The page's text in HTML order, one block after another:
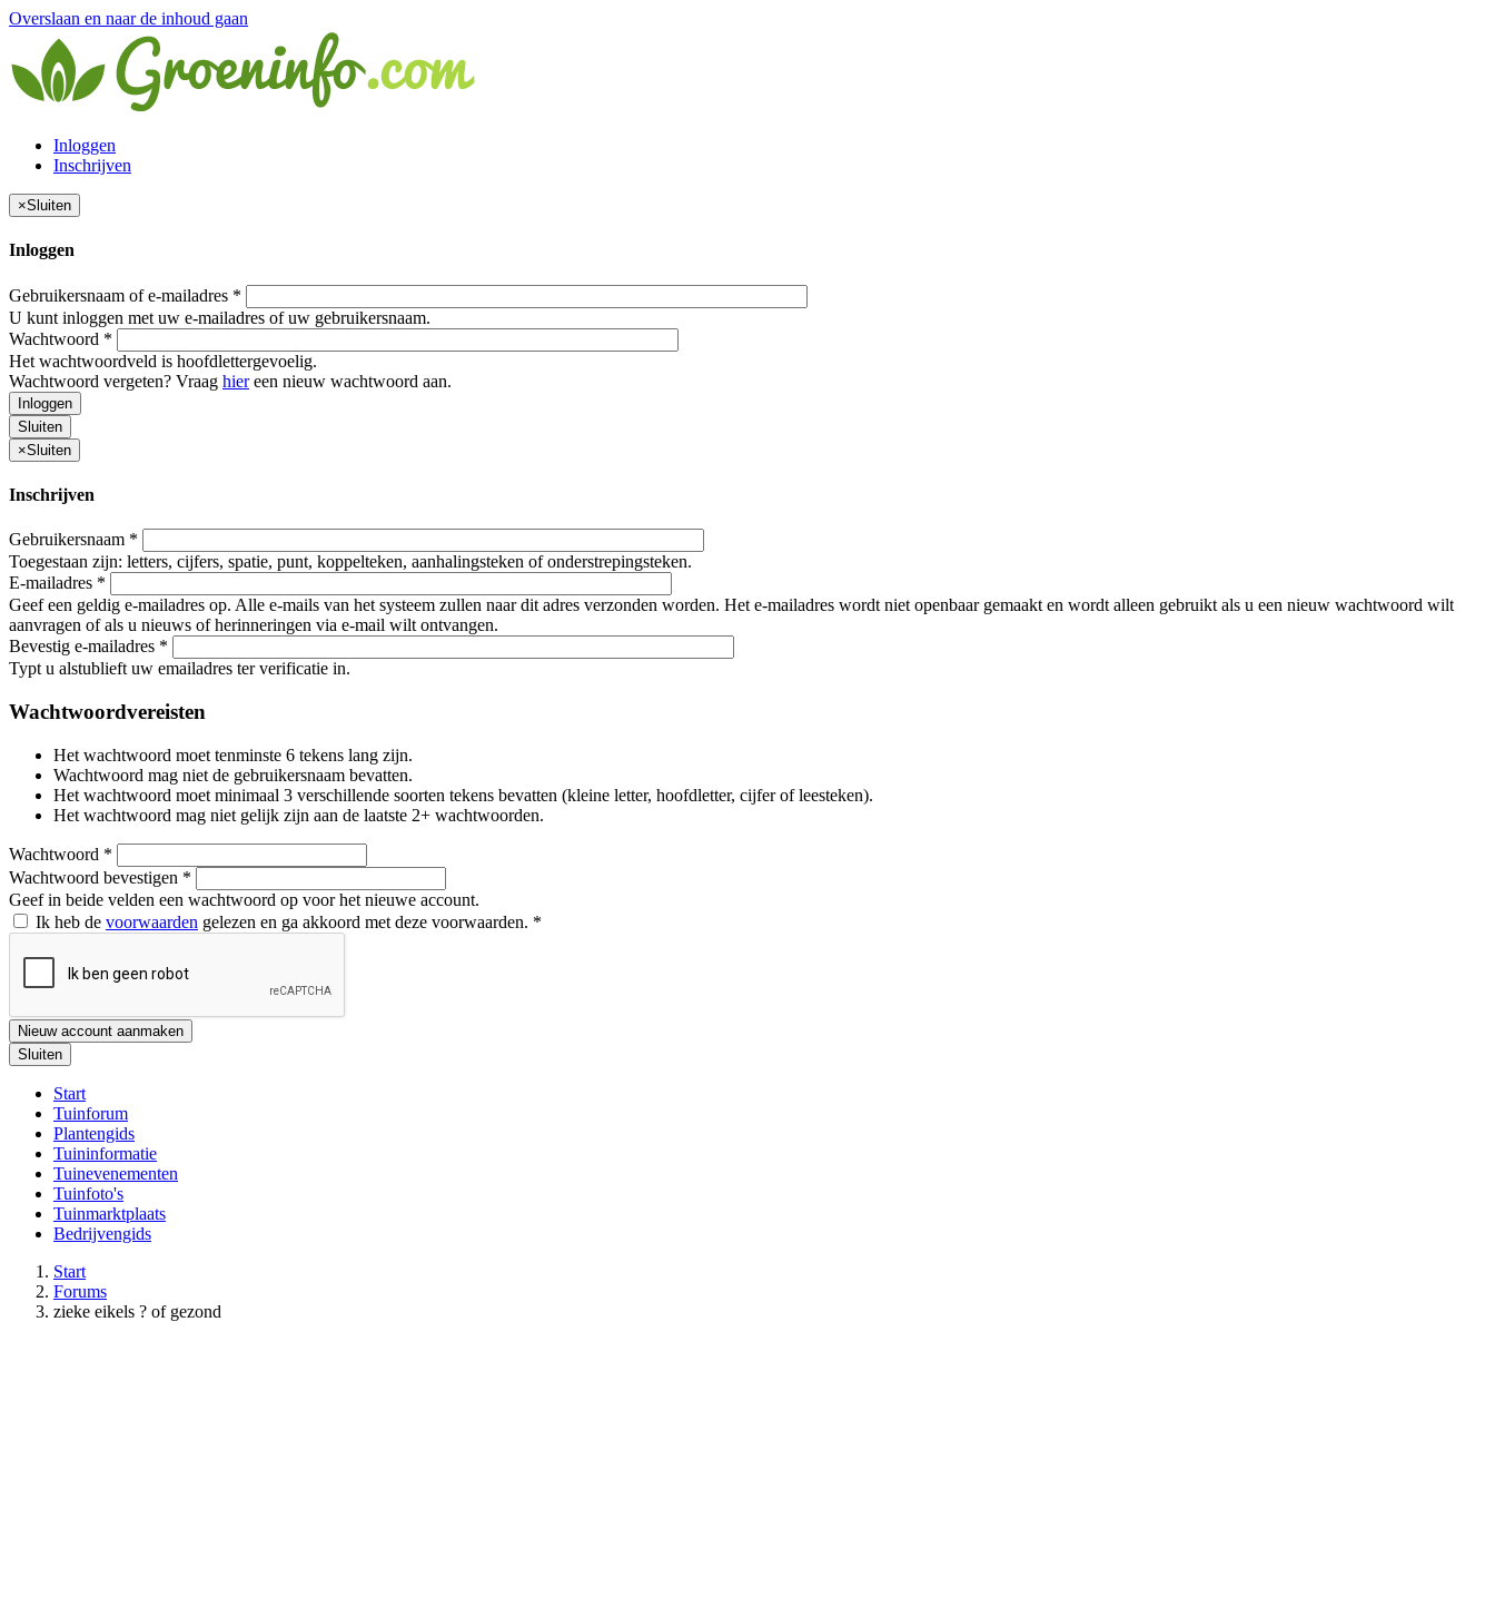
Overslaan en naar de inhoud gaan
Inloggen
Inschrijven
×Sluiten
Inloggen
Gebruikersnaam of e-mailadres *
U kunt inloggen met uw e-mailadres of uw gebruikersnaam.
Wachtwoord *
Het wachtwoordveld is hoofdlettergevoelig.
Wachtwoord vergeten? Vraag hiereen nieuw wachtwoord aan.
Inloggen
Sluiten
×Sluiten
Inschrijven
Gebruikersnaam *
Toegestaan zijn: letters, cijfers, spatie, punt, koppelteken, aanhalingsteken of onderstrepingsteken.
E-mailadres *
Geef een geldig e-mailadres op. Alle e-mails van het systeem zullen naar dit adres verzonden worden. Het e-mailadres wordt niet openbaar gemaakt en wordt alleen gebruikt als u een nieuw wachtwoord wilt
aanvragen of als u nieuws of herinneringen via e-mail wilt ontvangen.
Bevestig e-mailadres *
Typt u alstublieft uw emailadres ter verificatie in.
Wachtwoordvereisten
Het wachtwoord moet tenminste 6 tekens lang zijn.
Wachtwoord mag niet de gebruikersnaam bevatten.
Het wachtwoord moet minimaal 3 verschillende soorten tekens bevatten (kleine letter, hoofdletter, cijfer of leesteken).
Het wachtwoord mag niet gelijk zijn aan de laatste 2+ wachtwoorden.
Wachtwoord *
Wachtwoord bevestigen *
Geef in beide velden een wachtwoord op voor het nieuwe account.
Ik heb de voorwaarden gelezen en ga akkoord met deze voorwaarden. *
Nieuw account aanmaken
Sluiten
Start
Tuinforum
Plantengids
Tuininformatie
Tuinevenementen
Tuinfoto's
Tuinmarktplaats
Bedrijvengids
Start
Forums
zieke eikels ? of gezond